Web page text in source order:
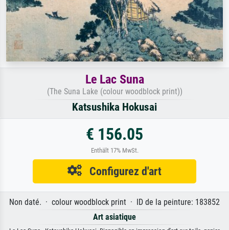
Le Lac Suna
(The Suna Lake (colour woodblock print))
Katsushika Hokusai
€ 156.05
Enthält 17% MwSt.
Configurez d'art
Non daté. · colour woodblock print · ID de la peinture: 183852
Art asiatique